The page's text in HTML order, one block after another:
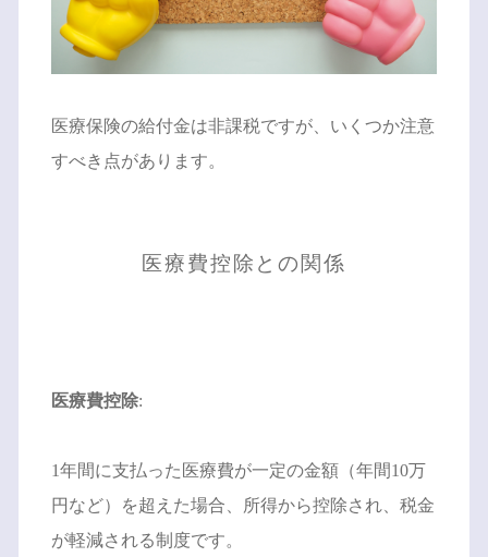
医療保険の給付金は非課税ですが、いくつか注意
すべき点があります。
医療費控除との関係
医療費控除:
1年間に支払った医療費が一定の金額（年間10万
円など）を超えた場合、所得から控除され、税金
が軽減される制度です。